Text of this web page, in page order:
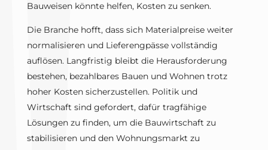
Bauweisen könnte helfen, Kosten zu senken.
Die Branche hofft, dass sich Materialpreise weiter
normalisieren und Lieferengpässe vollständig
auflösen. Langfristig bleibt die Herausforderung
bestehen, bezahlbares Bauen und Wohnen trotz
hoher Kosten sicherzustellen. Politik und
Wirtschaft sind gefordert, dafür tragfähige
Lösungen zu finden, um die Bauwirtschaft zu
stabilisieren und den Wohnungsmarkt zu